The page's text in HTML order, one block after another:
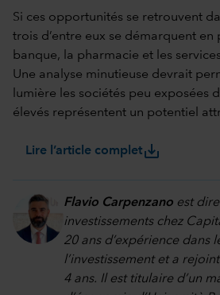
Si ces opportunités se retrouvent
trois d’entre eux se démarquent en
banque, la pharmacie et les
Une analyse minutieuse devrait
lumière les sociétés peu exposées
élevés représentent un potentiel
Lire l’article completsave_alt
Flavio Carpenzano est
investissements chez
20 ans d’expérience dans
l’investissement et a
4 ans. Il est titulaire d’un